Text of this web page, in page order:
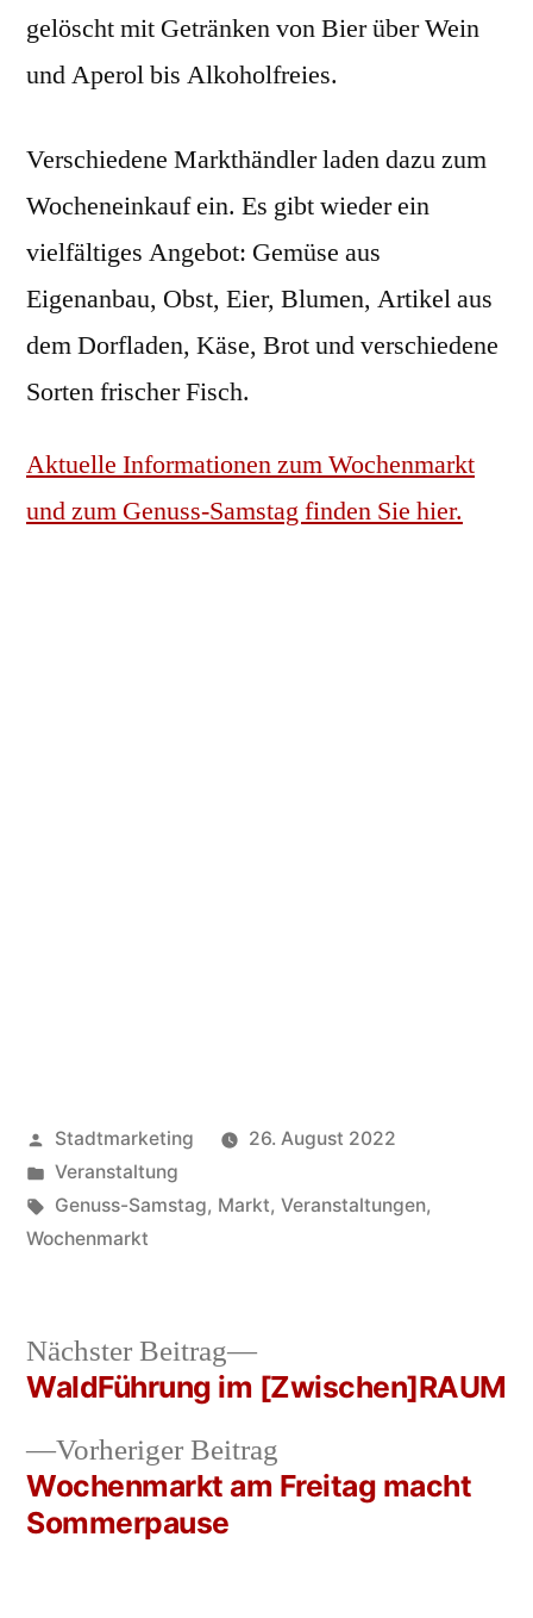
gelöscht mit Getränken von Bier über Wein
und Aperol bis Alkoholfreies.
Verschiedene Markthändler laden dazu zum
Wocheneinkauf ein. Es gibt wieder ein
vielfältiges Angebot: Gemüse aus
Eigenanbau, Obst, Eier, Blumen, Artikel aus
dem Dorfladen, Käse, Brot und verschiedene
Sorten frischer Fisch.
Aktuelle Informationen zum Wochenmarkt
und zum Genuss-Samstag finden Sie hier.
Veröffentlicht
von
Stadtmarketing
26. August 2022
Veröffentlicht
in
Veranstaltung
Schlagwörter:
Genuss-Samstag, Markt, Veranstaltungen,
Wochenmarkt
Beitragsnavigation
Vorheriger Beitrag
Beitrag:
Wochenmarkt am Freitag macht
Sommerpause
Nächster Beitrag
Nächster
Beitrag:
WaldFührung im [Zwischen]RAUM